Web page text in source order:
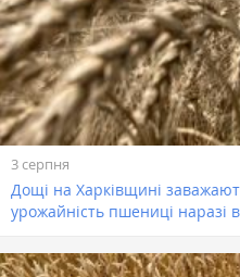
3 серпня
Дощі на Харківщині
урожайність пшениці наразі